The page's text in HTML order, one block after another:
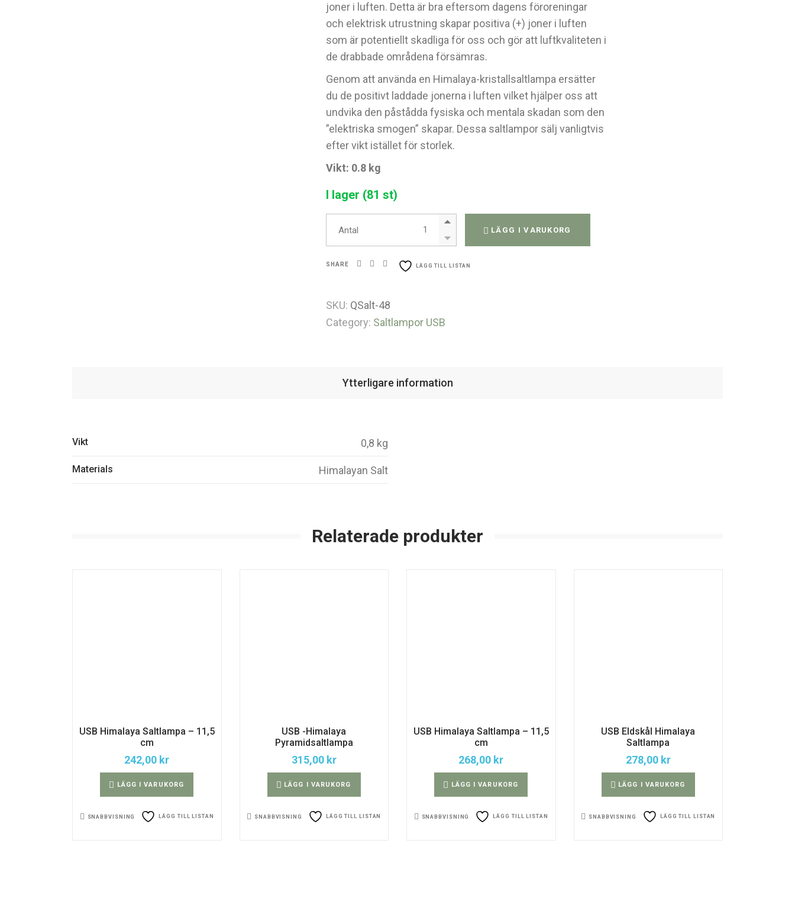
joner i luften. Detta är bra eftersom dagens föroreningar
och elektrisk utrustning skapar positiva (+) joner i luften
som är potentiellt skadliga för oss och gör att luftkvaliteten i
de drabbade områdena försämras.
Genom att använda en Himalaya-kristallsaltlampa ersätter
du de positivt laddade jonerna i luften vilket hjälper oss att
undvika den påstådda fysiska och mentala skadan som den
”elektriska smogen” skapar. Dessa saltlampor sälj vanligtvis
efter vikt istället för storlek.
Vikt: 0.8 kg
I lager (81 st)
Antal
USB Himalaya Pyramidsaltlampa quantity
LÄGG I VARUKORG
SHARE LÄGG TILL LISTAN
SKU: QSalt-48
Category: Saltlampor USB
Ytterligare information
Vikt 0,8 kg
Materials Himalayan Salt
Relaterade produkter
USB Himalaya Saltlampa – 11,5
cm
242,00 kr
LÄGG I VARUKORG
SNABBVISNING LÄGG TILL LISTAN
USB -Himalaya
Pyramidsaltlampa
315,00 kr
LÄGG I VARUKORG
SNABBVISNING LÄGG TILL LISTAN
USB Himalaya Saltlampa – 11,5
cm
268,00 kr
LÄGG I VARUKORG
SNABBVISNING LÄGG TILL LISTAN
USB Eldskål Himalaya
Saltlampa
278,00 kr
LÄGG I VARUKORG
SNABBVISNING LÄGG TILL LISTAN